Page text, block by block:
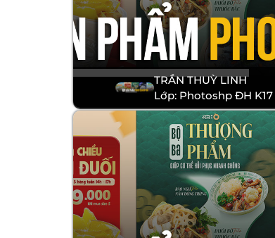
TRẦN THUỲ LINH
Lớp: Photoshp ĐH K17